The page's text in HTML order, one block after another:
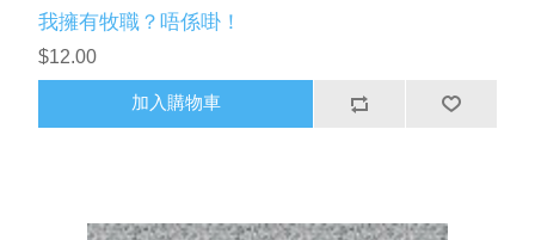
我擁有牧職？唔係啩！
$12.00
加入購物車